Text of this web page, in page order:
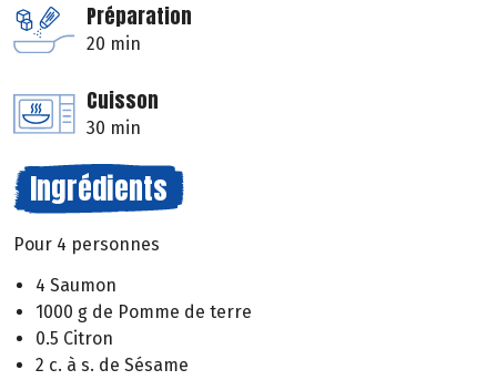
Préparation
20 min
Cuisson
30 min
Ingrédients
Pour 4 personnes
4 Saumon
1000 g de Pomme de terre
0.5 Citron
2 c. à s. de Sésame